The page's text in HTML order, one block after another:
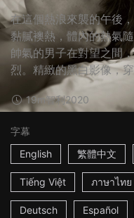
在這個熱浪來襲的午後
黏膩襖熱，體內的熱氣
帥氣的男子在對望之間
烈。精緻的黑白影像，
19m 智利2020
字幕
English
繁體中文
Tiếng Việt ภาษาไทย
Deutsch Español